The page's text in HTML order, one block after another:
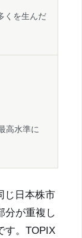
くを生んだ
高水準に
じ日本株市
分が重複し
す。TOPIX